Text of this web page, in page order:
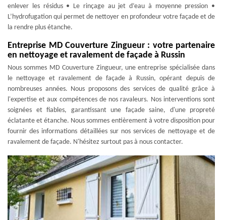
enlever les résidus • Le rinçage au jet d’eau à moyenne pression •
L’hydrofugation qui permet de nettoyer en profondeur votre façade et de
la rendre plus étanche.
Entreprise MD Couverture Zingueur : votre partenaire
en nettoyage et ravalement de façade à Russin
Nous sommes MD Couverture Zingueur, une entreprise spécialisée dans
le nettoyage et ravalement de façade à Russin, opérant depuis de
nombreuses années. Nous proposons des services de qualité grâce à
l'expertise et aux compétences de nos ravaleurs. Nos interventions sont
soignées et fiables, garantissant une façade saine, d'une propreté
éclatante et étanche. Nous sommes entièrement à votre disposition pour
fournir des informations détaillées sur nos services de nettoyage et de
ravalement de façade. N'hésitez surtout pas à nous contacter.